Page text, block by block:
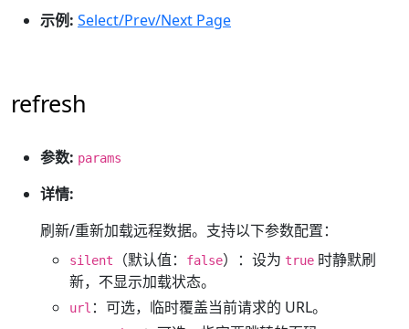
示例: Select/Prev/Next Page
refresh
参数: params
详情:
刷新/重新加载远程数据。支持以下参数配置：
silent （默认值： false）：设为 true 时静默刷
新，不显示加载状态。
url ：可选，临时覆盖当前请求的 URL。